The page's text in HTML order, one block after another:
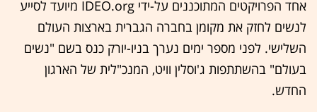
אחד הפרויקטים המתוכננים על-ידי IDEO.org מיועד לסייע
לנשים לחזק את מקומן בחברה הגברית בארצות העולם
השלישי. לפני מספר ימים נערך בניו-יורק כנס בשם "נשים
בעולם" בהשתתפות ג'וסלין וויט, המנכ"לית של הארגון
החדש.